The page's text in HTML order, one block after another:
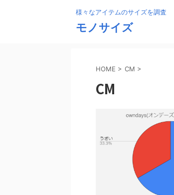
様々なアイテムのサイズを調査
モノサイズ
HOME > CM >
CM